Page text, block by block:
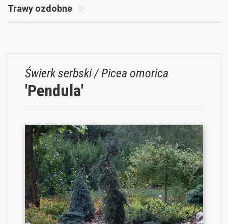
Trawy ozdobne
Świerk serbski / Picea omorica
'Pendula'